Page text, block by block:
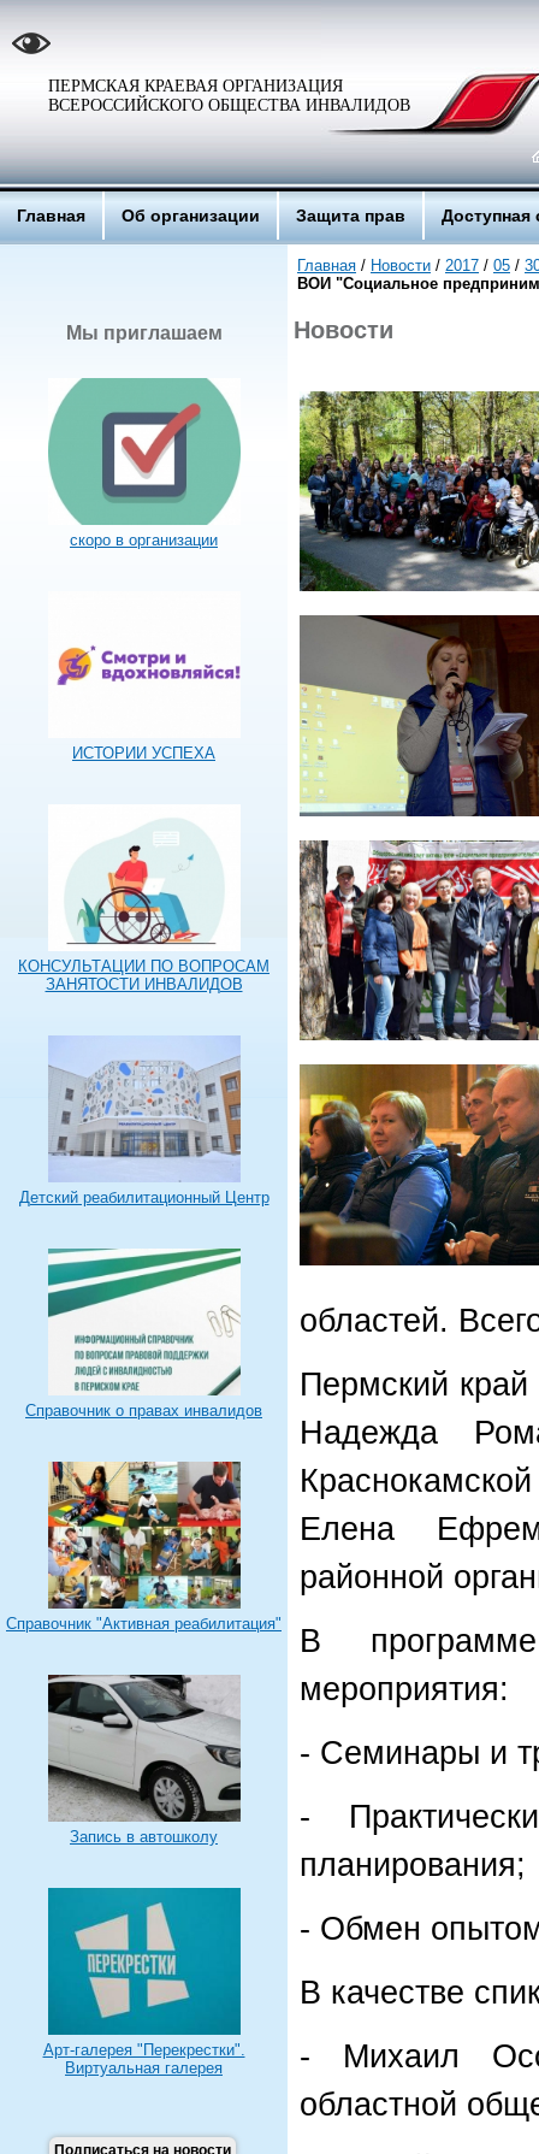
ПЕРМСКАЯ КРАЕВАЯ ОРГАНИЗАЦИЯ
ВСЕРОССИЙСКОГО ОБЩЕСТВА ИНВАЛИДОВ
Главная Об организации Защита прав Доступная
Мы приглашаем
скоро в организации
ИСТОРИИ УСПЕХА
КОНСУЛЬТАЦИИ ПО ВОПРОСАМ
ЗАНЯТОСТИ ИНВАЛИДОВ
Детский реабилитационный Центр
Справочник о правах инвалидов
Справочник "Активная реабилитация"
Запись в автошколу
Арт-галерея "Перекрестки".
Виртуальная галерея
Подписаться на новости
Главная / Новости / 2017 / 05 /
ВОИ "Социальное
Новости
областей.
Пермский
Надежда
Елена
районной
В
мероприятия:
- Семинары и
-
планирования;
- Обмен
В качестве
- Михаил
областной